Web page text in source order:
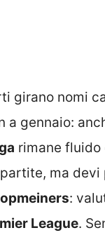
girano nomi
a gennaio:
rimane
ma
:
League.